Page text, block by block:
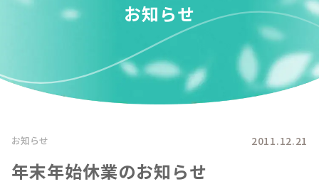
お知らせ
お知らせ 2011.12.21
年末年始休業のお知らせ